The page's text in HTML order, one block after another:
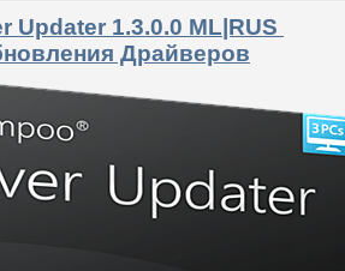
Updater 1.3.0.0 ML|RUS
Драйверов